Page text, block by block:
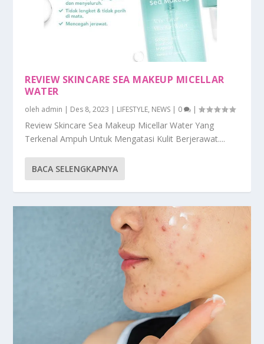
REVIEW SKINCARE SEA MAKEUP MICELLAR
WATER
oleh admin | Des 8, 2023 | LIFESTYLE, NEWS | 0 |
Review Skincare Sea Makeup Micellar Water Yang
Terkenal Ampuh Untuk Mengatasi Kulit Berjerawat....
BACA SELENGKAPNYA